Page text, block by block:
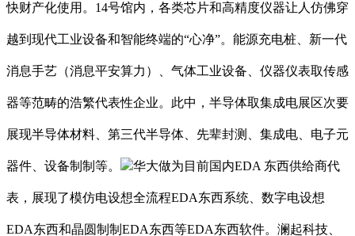
快财产化使用。14号馆内，各类芯片和高精度仪器让人仿佛穿
越到现代工业设备和智能终端的“心净”。能源充电桩、新一代
消息手艺（消息平安算力）、气体工业设备、仪器仪表取传感
器等范畴的浩繁代表性企业。此中，半导体取集成电展区次要
展现半导体材料、第三代半导体、先辈封测、集成电、电子元
器件、设备制制等。 华大做为目前国内EDA 东西供给商代
表，展现了模仿电设想全流程EDA东西系统、数字电设想
EDA东西和晶圆制制EDA东西等EDA东西软件。澜起科技、